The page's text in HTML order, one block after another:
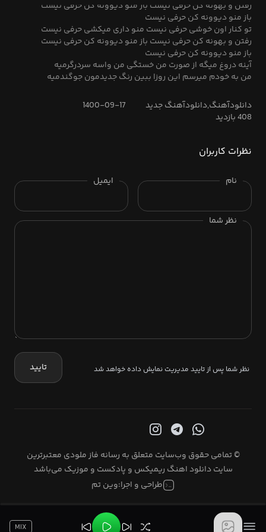
رفتن و بهونه کن حرفی نیست باز منو دیوونه کن حرفی نیست
باز منو دیوونه کن حرفی نیست
تو کنار اون خوشی حرفی نیست منو داری میکشی حرفی نیست
رفتن و بهونه کن حرفی نیست باز منو دیوونه کن حرفی نیست
باز منو دیوونه کن حرفی نیست
آینه دروغ میگه از صورت من خستگی من واسه سردرگرمیه
من به خودم میرسم این روزا ببین رنگ جدیدمون جوگندمیه
تو کنار اون خوشی حرفی نیست منو داری میکشی حرفی نیست
رفتن و بهونه کن حرفی نیست باز منو دیوونه کن حرفی نیست
باز منو دیوونه کن حرفی نیست
رفتن و بهونه کن حرفی نیست باز منو دیوونه کن حرفی نیست
باز منو دیوونه کن حرفی نیست
دانلودآهنگ,دانلودآهنگ جدید
1400-09-17
408 بازدید
نظرات کاربران
نام ایمیل
نظر شما
نظر شما پس از تایید مدیریت نمایش داده خواهد شد تایید
© تمامی حقوق وب‌سایت متعلق به رسانه فاز ملودی معتبرترین
سایت دانلود اهنگ ریمیکس و پادکست و موزیک می‌باشد
طراحی و اجرا:وین تم
MIX